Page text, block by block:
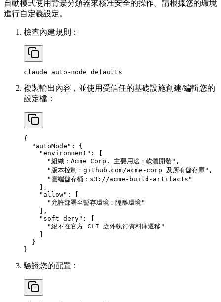
自動模式使用背景分類器來核准安全的操作。請根據您的環境
進行自定義設定。
檢查內建規則：
複製輸出內容，並使用受信任的基礎設施創建/編輯您的
設定檔：
{
  "autoMode": {
    "environment": [
      "組織：Acme Corp. 主要用途：軟體開發",
      "版本控制：github.com/acme-corp 及所有儲存庫",
      "雲端儲存桶：s3://acme-build-artifacts"
    ],
    "allow": [
      "允許部署至暫存環境：隔離環境"
    ],
    "soft_deny": [
      "絕不在官方 CLI 之外執行資料庫遷移"
  }
驗證您的配置：